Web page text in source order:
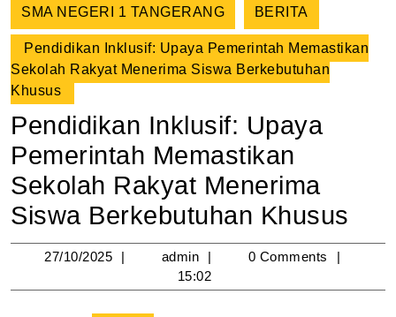
SMA NEGERI 1 TANGERANG BERITA
Pendidikan Inklusif: Upaya Pemerintah Memastikan
Sekolah Rakyat Menerima Siswa Berkebutuhan
Khusus
Pendidikan Inklusif: Upaya
Pemerintah Memastikan
Sekolah Rakyat Menerima
Siswa Berkebutuhan Khusus
27/10/2025 27/10/2025
admin admin0 Comments
15:02